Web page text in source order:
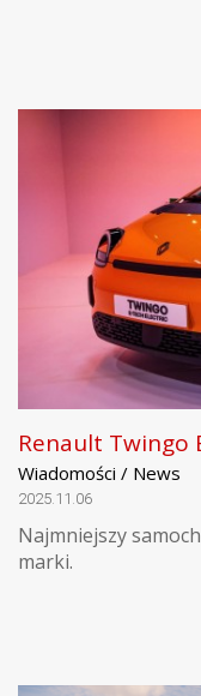
Renault Twingo
Wiadomości / News
2025.11.06
Najmniejszy
marki.